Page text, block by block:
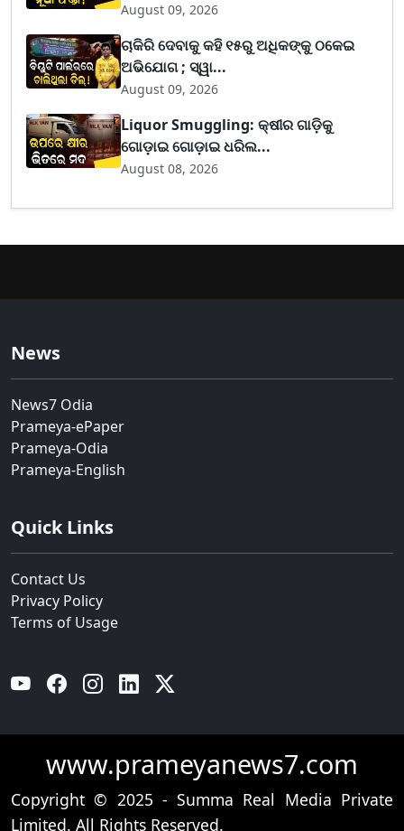
August 09, 2026
ଚାକିରି ଦେବାକୁ କହି ୧୫ରୁ ଅଧିକଙ୍କୁ ଠକେଇ
ଅଭିଯୋଗ ; ସ୍ୱା...
August 09, 2026
Liquor Smuggling: କ୍ଷୀର ଗାଡ଼ିକୁ
ଗୋଡ଼ାଇ ଗୋଡ଼ାଇ ଧରିଲ...
August 08, 2026
News
News7 Odia
Prameya-ePaper
Prameya-Odia
Prameya-English
Quick Links
Contact Us
Privacy Policy
Terms of Usage
YouTube Facebook Instagram Linkedin
www.prameyanews7.com
Copyright © 2025 - Summa Real Media Private
Limited. All Rights Reserved.